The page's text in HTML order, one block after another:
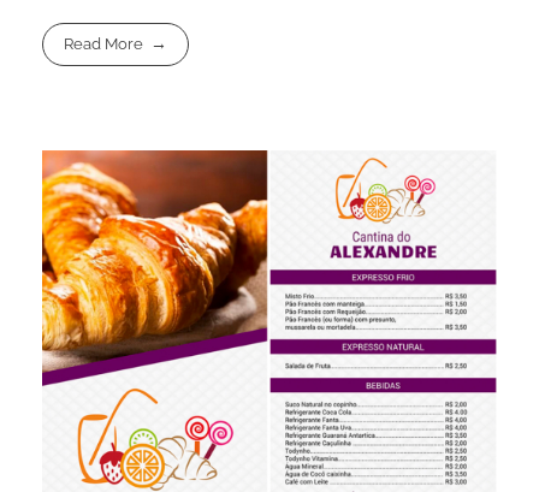
Read More